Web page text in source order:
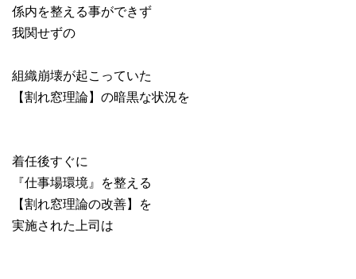
係内を整える事ができず
我関せずの
組織崩壊が起こっていた
【割れ窓理論】の暗黒な状況を
着任後すぐに
『仕事場環境』を整える
【割れ窓理論の改善】を
実施された上司は